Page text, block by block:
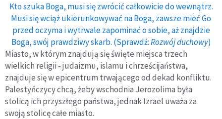
Kto szuka Boga, musi się zwrócić całkowicie do wewnątrz.
Musi się wciąż ukierunkowywać na Boga, zawsze mieć Go
przed oczyma i wytrwale zapominać o sobie, aż znajdzie
Boga, swój prawdziwy skarb. (Sprawdź:Rozwój duchowy)
Miasto, w którym znajdują się święte miejsca trzech
wielkich religii - judaizmu, islamu i chrześcijaństwa,
znajduje się w epicentrum trwającego od dekad konfliktu.
Palestyńczycy chcą, żeby wschodnia Jerozolima była
stolicą ich przyszłego państwa, jednak Izrael uważa za
swoją stolicę całe miasto.